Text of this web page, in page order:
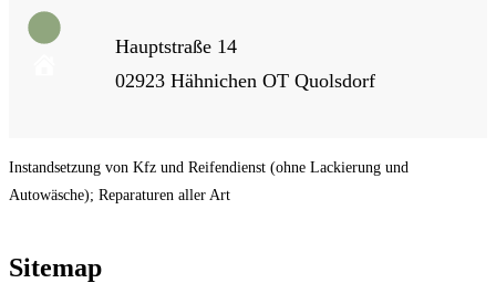
Hauptstraße 14
02923 Hähnichen OT Quolsdorf
Instandsetzung von Kfz und Reifendienst (ohne Lackierung und
Autowäsche); Reparaturen aller Art
Sitemap